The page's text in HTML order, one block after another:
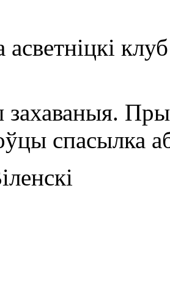
асветнiцкi
захаваныя. Пры
спасылка